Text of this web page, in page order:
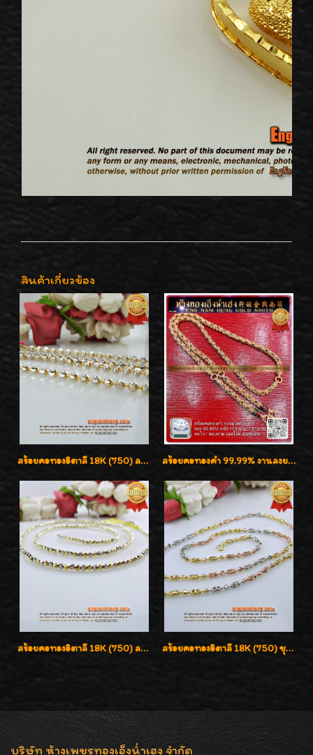
สินค้าเกี่ยวข้อง
สร้อยคอทองอิตาลี 18K (750) ลายยินตันแกะมูนคัดสวย ลายนี้เงามากๆค่ะ ใส่ทนแข็งแรง สร้อยคอทองคำ 99.99% งานลงยาสุโขทัยแท้ งานช่างทองโบราณ หรูหรา น่าสะสมค่ะ
สร้อยคอทองอิตาลี 18K (750) ลายสวยตัดเหลี่ยมคมชัด ใส่สวยน่ารักค่ะ สร้อยคอทองอิตาลี 18K (750) ชุบ 3 สี แกะลายสวยรุ่นใหม่ ลายละเอียดเงาวิบวับค่ะ
บริษัท ห้างเพชรทองเอ็งน่ำเฮง จำกัด